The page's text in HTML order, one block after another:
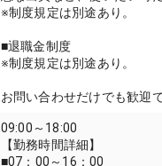
※制度規定は別途あり。
■退職金制度
※制度規定は別途あり。
お問い合わせだけでも歓迎で
09:00～18:00
【勤務時間詳細】
■07：00～16：00